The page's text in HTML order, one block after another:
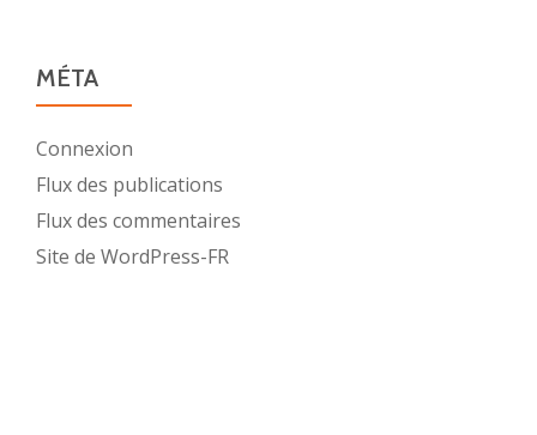
MÉTA
Connexion
Flux des publications
Flux des commentaires
Site de WordPress-FR